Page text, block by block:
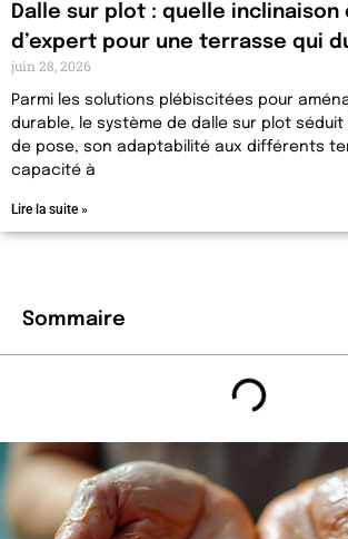
Sommaire
Dalle sur plot : quelle inclinaison
d’expert pour une terrasse qui
juin 28, 2026
Parmi les solutions plébiscitées pour
durable, le système de dalle sur plot
de pose, son adaptabilité aux différents
capacité à
Lire la suite »